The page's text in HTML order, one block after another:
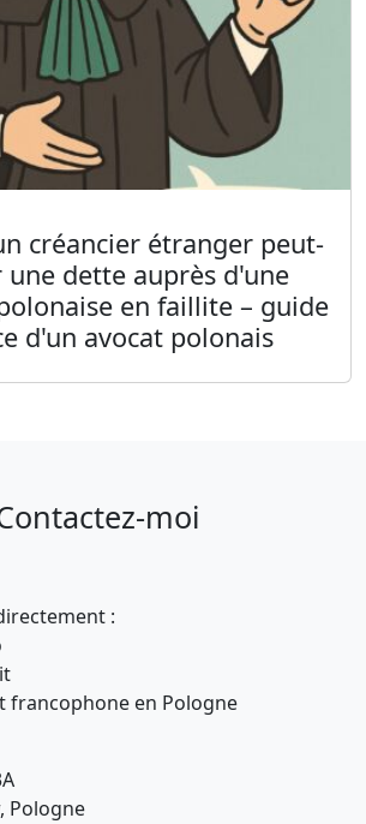
créancier étranger peut-
dette auprès d'une
en faillite – guide
d'un avocat polonais
moi
:
francophone en Pologne
Pologne